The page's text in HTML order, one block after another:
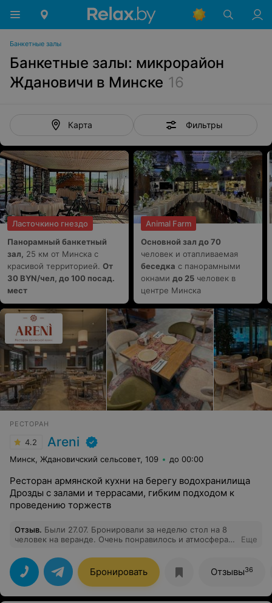
Банкетные залы
Банкетные залы: микрорайон
Ждановичи в Минске 16
Карта Фильтры
Ласточкино гнездо
Панорамный банкетный
зал,
25 км от Минска с
красивой территорией. От
30 BYN/чел, до 100 посад.
мест
Animal Farm
Основной зал до 70
человек и отапливаемая
беседка с панорамными
окнами до 25 человек в
центре Минска
РЕСТОРАН
4.2 Areni
Минск, Ждановичский сельсовет, 109 до 00:00
Ресторан армянской кухни на берегу водохранилища
Дрозды с залами и террасами, гибким подходом к
проведению торжеств
Отзыв. Были 27.07. Бронировали за неделю стол на 8
человек на веранде. Очень понравилось и атмосфера,
несмотря на полную посадку. Еда вкусная. Шашлык из
баранины нежный, остальные виды мяса тоже
великолепны. Даже элементарная картошка фри
гораздо вкуснее чем в фастфуде. Будем приходить
еще!
Еще
Бронировать Отзывы36